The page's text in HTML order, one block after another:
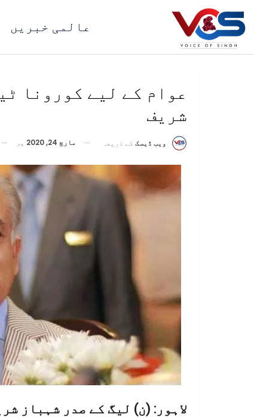
عالمی خبریں
عوام کے لیے کورونا
شریف
ویب ڈیسک کے ذریعہ مارچ 24, 2020 پر
لاہور: (ن) لیگ کے صدر شہباز